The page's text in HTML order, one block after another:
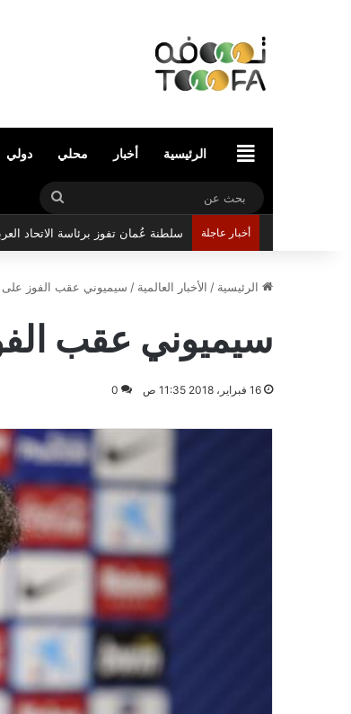
الرئيسيةالرئيسية أخبار محلي دولي
بحث
عن
أخبار عاجلة
مركز عُمان للمؤتمرات والمعارض
الرئيسية / الأخبار العالمية / سيميوني عقب الفوز على
سيميوني عقب
16 فبراير، 2018 11:35 ص 0